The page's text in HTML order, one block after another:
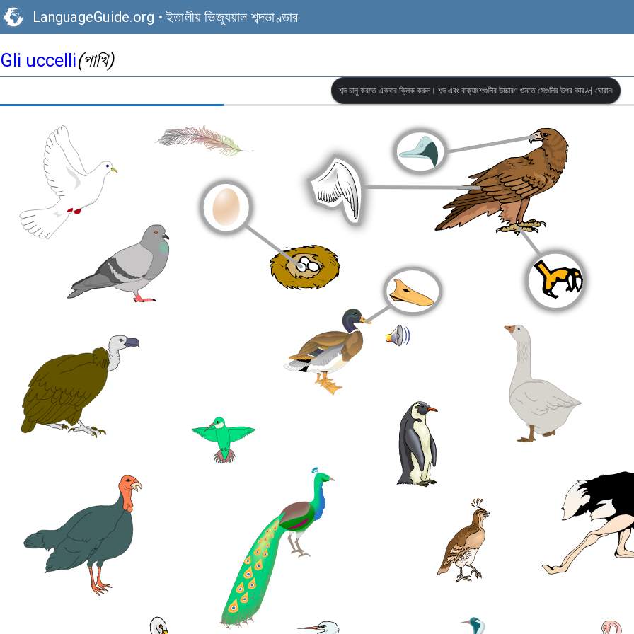
LanguageGuide.org •ইতালীয় ভিজ্যুয়াল শব্দভাণ্ডার
Gli uccelli(পাখি)
শব্দ চালু করতে একবার ক্লিক করুন। শব্দ এবং বাক্যাংশগুলির উচ্চারণ শুনতে সেগুলির উপর কার서 ঘোরান৷